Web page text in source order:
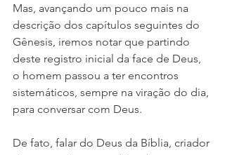
Mas, avançando um pouco mais na
descrição dos capítulos seguintes do
Gênesis, iremos notar que partindo
deste registro inicial da face de Deus,
o homem passou a ter encontros
sistemáticos, sempre na viração do dia,
para conversar com Deus.
De fato, falar do Deus da Bíblia, criador